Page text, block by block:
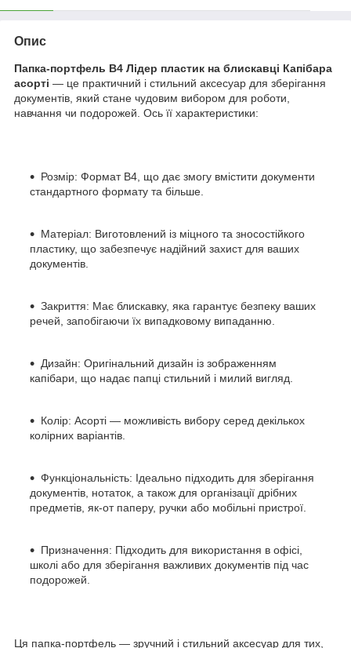
Опис
Папка-портфель В4 Лідер пластик на блискавці Капібара
асорті — це практичний і стильний аксесуар для зберігання
документів, який стане чудовим вибором для роботи,
навчання чи подорожей. Ось її характеристики:
Розмір: Формат В4, що дає змогу вмістити документи
стандартного формату та більше.
Матеріал: Виготовлений із міцного та зносостійкого
пластику, що забезпечує надійний захист для ваших
документів.
Закриття: Має блискавку, яка гарантує безпеку ваших
речей, запобігаючи їх випадковому випаданню.
Дизайн: Оригінальний дизайн із зображенням
капібари, що надає папці стильний і милий вигляд.
Колір: Асорті — можливість вибору серед декількох
колірних варіантів.
Функціональність: Ідеально підходить для зберігання
документів, нотаток, а також для організації дрібних
предметів, як-от паперу, ручки або мобільні пристрої.
Призначення: Підходить для використання в офісі,
школі або для зберігання важливих документів під час
подорожей.
Ця папка-портфель — зручний і стильний аксесуар для тих,